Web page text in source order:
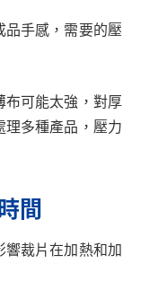
品手感，需要的壓
布可能太強，對厚
多種產品，壓力
間
裁片在加熱和加